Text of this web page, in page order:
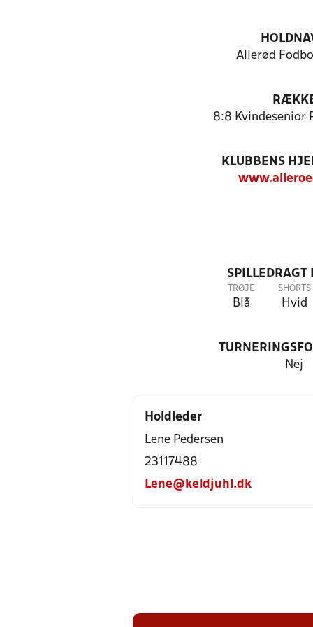
Allerød
8:8 Kvindesenior
KLUBBENS
SPILLEDRAGT
TRØJE
Blå
SHORTS
Hvid
Nej
Holdleder
Lene Pedersen
23117488
Lene@keldjuhl.dk